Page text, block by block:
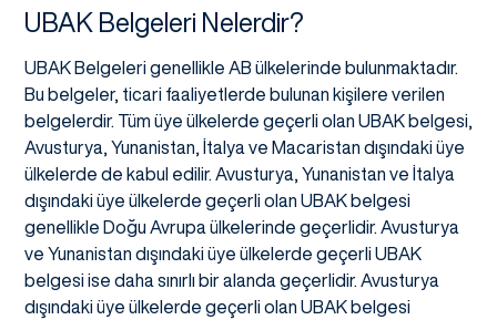
UBAK Belgeleri Nelerdir?
UBAK Belgeleri genellikle AB ülkelerinde bulunmaktadır.
Bu belgeler, ticari faaliyetlerde bulunan kişilere verilen
belgelerdir. Tüm üye ülkelerde geçerli olan UBAK belgesi,
Avusturya, Yunanistan, İtalya ve Macaristan dışındaki üye
ülkelerde de kabul edilir. Avusturya, Yunanistan ve İtalya
dışındaki üye ülkelerde geçerli olan UBAK belgesi
genellikle Doğu Avrupa ülkelerinde geçerlidir. Avusturya
ve Yunanistan dışındaki üye ülkelerde geçerli UBAK
belgesi ise daha sınırlı bir alanda geçerlidir. Avusturya
dışındaki üye ülkelerde geçerli olan UBAK belgesi